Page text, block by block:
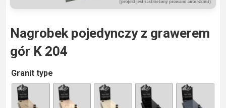
Nagrobek pojedynczy z grawerem
gór K 204
Granit type
A
lt